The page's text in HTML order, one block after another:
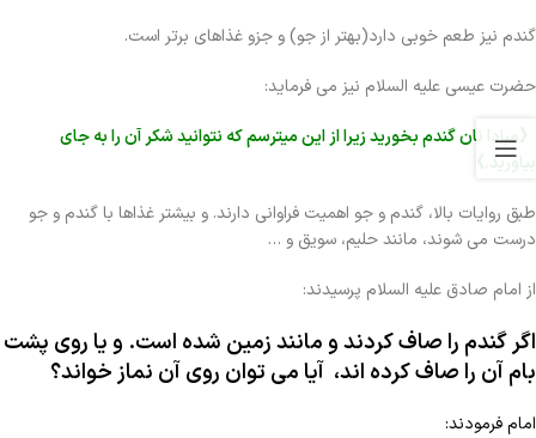
گندم نیز طعم خوبی دارد(بهتر از جو) و جزو غذاهای برتر است.
حضرت عیسی علیه السلام نیز می فرماید:
《مبادا نان گندم بخورید زیرا از این میترسم که نتوانید شکر آن را به جای
بیاورید.》
طبق روایات بالا، گندم و جو اهمیت فراوانی دارند. و بیشتر غذاها با گندم و جو
درست می شوند، مانند حلیم، سویق و …
از امام صادق علیه السلام پرسیدند:
اگر گندم را صاف کردند و مانند زمین شده است. و یا روی پشت
بام آن را صاف کرده اند، آیا می توان روی آن نماز خواند؟
امام فرمودند: